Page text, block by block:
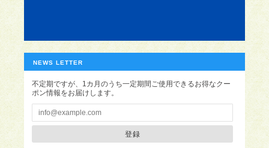
NEWS LETTER
不定期ですが、1カ月のうち一定期間ご使用できるお得なクー
ポン情報をお届けします。
登録